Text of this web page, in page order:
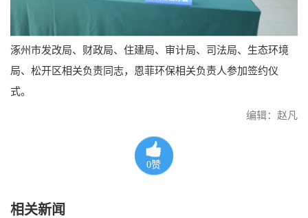
涿州市发改局、财政局、住建局、审计局、司法局、生态环境
局、松开区相关负责同志，恩菲环保相关负责人参加签约仪
式。
编辑：赵凡
0赞
相关新闻